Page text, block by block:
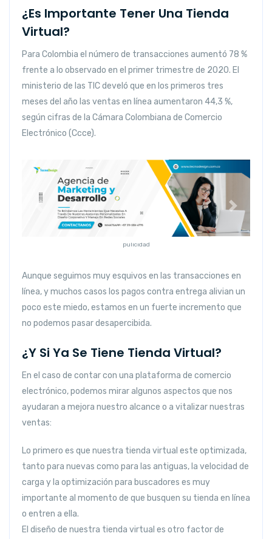
¿Es Importante Tener Una Tienda
Virtual?
Para Colombia el número de transacciones aumentó 78 %
frente a lo observado en el primer trimestre de 2020. El
ministerio de las TIC develó que en los primeros tres
meses del año las ventas en línea aumentaron 44,3 %,
según cifras de la Cámara Colombiana de Comercio
Electrónico (Ccce).
pulicidad
Anterior Siguiente
Aunque seguimos muy esquivos en las transacciones en
línea, y muchos casos los pagos contra entrega alivian un
poco este miedo, estamos en un fuerte incremento que
no podemos pasar desapercibida.
¿Y Si Ya Se Tiene Tienda Virtual?
En el caso de contar con una plataforma de comercio
electrónico, podemos mirar algunos aspectos que nos
ayudaran a mejora nuestro alcance o a vitalizar nuestras
ventas:
Lo primero es que nuestra tienda virtual este optimizada,
tanto para nuevas como para las antiguas, la velocidad de
carga y la optimización para buscadores es muy
importante al momento de que busquen su tienda en línea
o entren a ella.
El diseño de nuestra tienda virtual es otro factor de